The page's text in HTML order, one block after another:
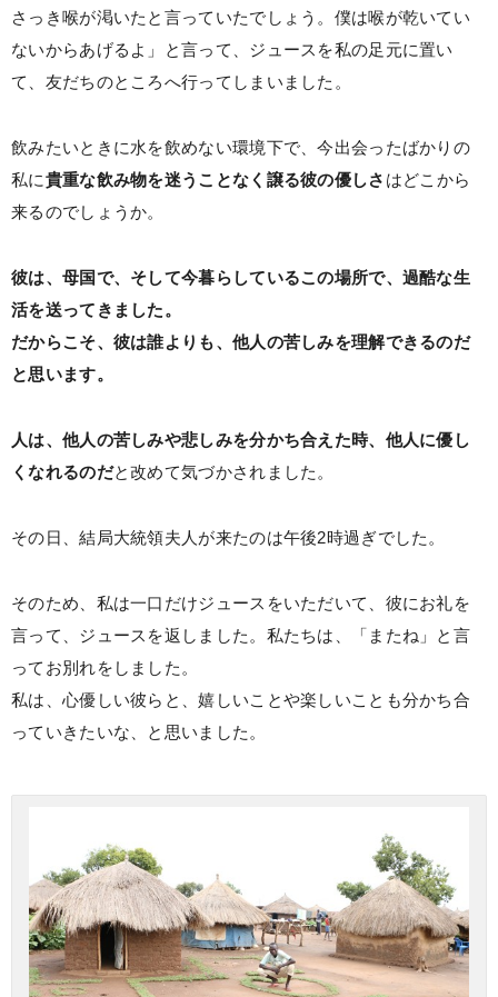
さっき喉が渇いたと言っていたでしょう。僕は喉が乾いてい
ないからあげるよ」と言って、ジュースを私の足元に置い
て、友だちのところへ行ってしまいました。
飲みたいときに水を飲めない環境下で、今出会ったばかりの
私に貴重な飲み物を迷うことなく譲る彼の優しさ はどこから
来るのでしょうか。
彼は、母国で、そして今暮らしているこの場所で、過酷な生
活を送ってきました。
だからこそ、彼は誰よりも、他人の苦しみを理解できるのだ
と思います。
人は、他人の苦しみや悲しみを分かち合えた時、他人に優し
くなれるのだと改めて気づかされました。
その日、結局大統領夫人が来たのは午後2時過ぎでした。
そのため、私は一口だけジュースをいただいて、彼にお礼を
言って、ジュースを返しました。私たちは、「またね」と言
ってお別れをしました。
私は、心優しい彼らと、嬉しいことや楽しいことも分かち合
っていきたいな、と思いました。